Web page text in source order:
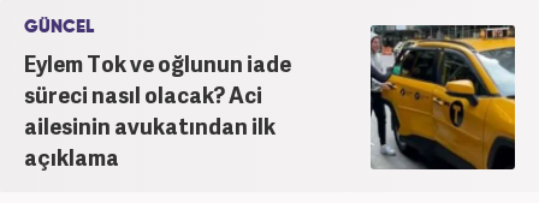
GÜNCEL
Eylem Tok ve oğlunun iade
süreci nasıl olacak? Aci
ailesinin avukatından ilk
açıklama